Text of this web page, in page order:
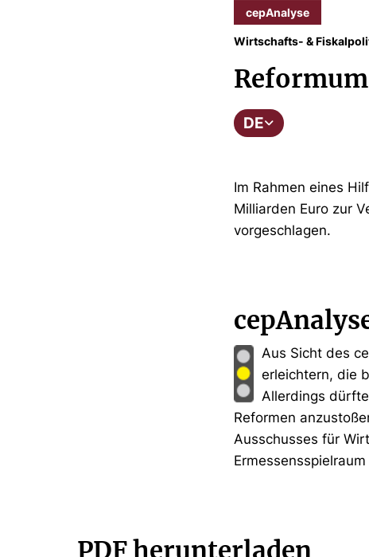
cepAnalyse
Wirtschafts- &
DE
Im Rahmen eines
Milliarden Euro zur
vorgeschlagen.
Aus Sicht des
erleichtern, die
Allerdings
Reformen
Ausschusses für
PDF herunterladen